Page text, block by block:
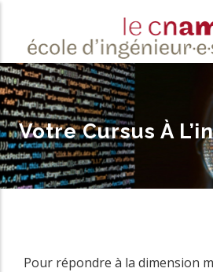
contenu
principal
Votre Cursus À
Pour répondre à la dimension